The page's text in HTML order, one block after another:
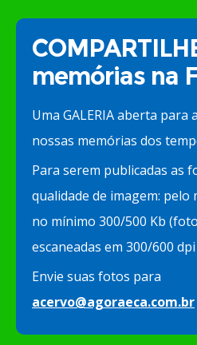
memórias na
Uma GALERIA aberta para
nossas memórias dos
Para serem publicadas as
qualidade de imagem: pelo
no mínimo 300/500 Kb
escaneadas em 300/600
Envie suas fotos para
acervo@agoraeca.com.br